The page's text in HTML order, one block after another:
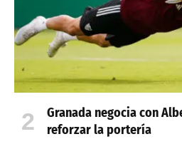
Granada negocia con
reforzar la portería